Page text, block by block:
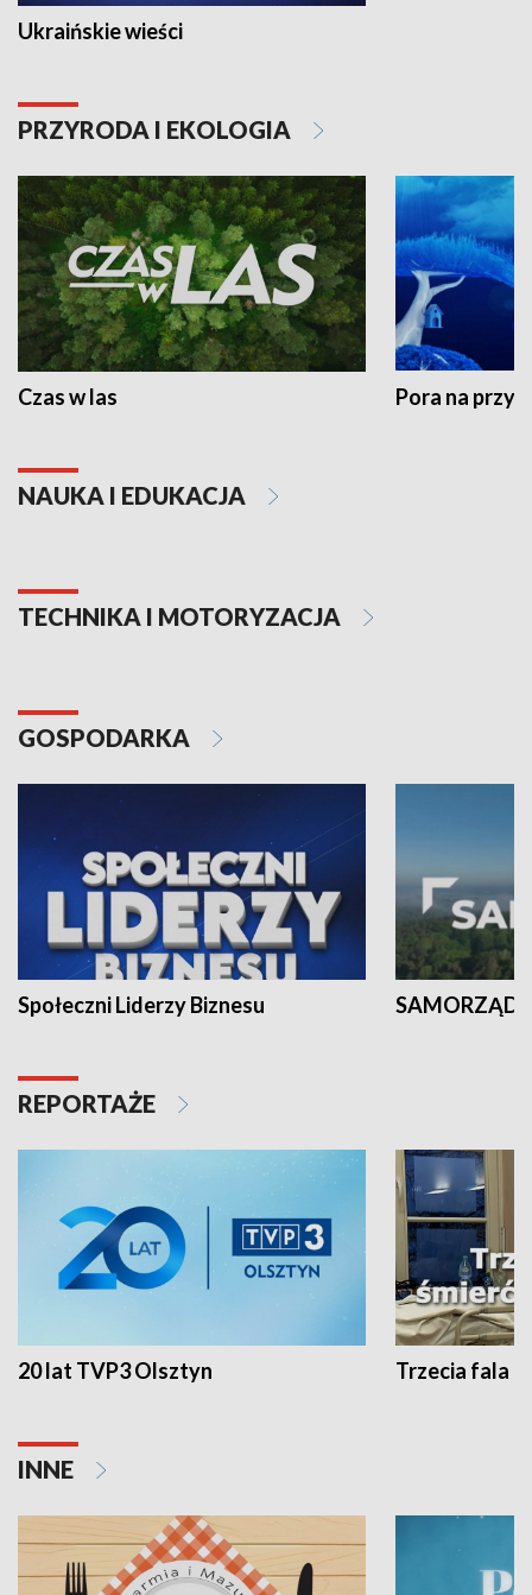
Ukraińskie wieści
PRZYRODA I EKOLOGIA
Czas w las Pora na
NAUKA I EDUKACJA
TECHNIKA I MOTORYZACJA
GOSPODARKA
Społeczni Liderzy Biznesu SAMORZĄD
REPORTAŻE
20 lat TVP3 Olsztyn Trzecia fala -
INNE